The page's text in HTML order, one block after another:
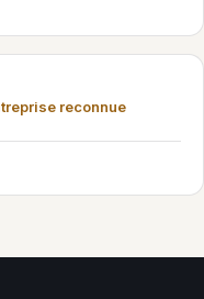
reconnue